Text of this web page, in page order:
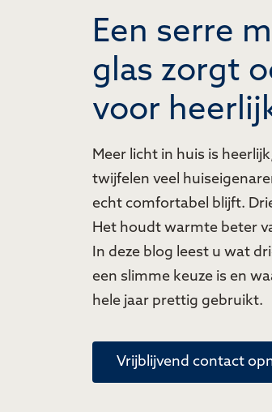
Een serre
glas zorgt
voor
Meer licht in huis is
twijfelen veel
echt comfortabel blijft.
Het houdt warmte beter
In deze blog leest u wat
een slimme keuze is en
hele jaar prettig gebruikt.
Vrijblijvend contact